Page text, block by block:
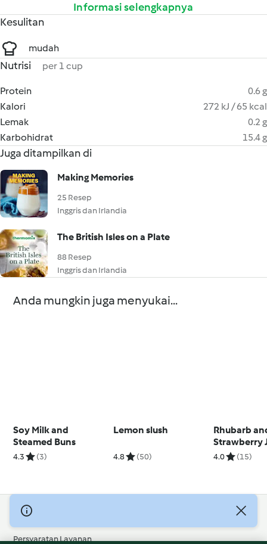
Informasi selengkapnya
Kesulitan
mudah
Nutrisi per 1 cup
Protein
0.6 g
Kalori
272 kJ / 65 kcal
Lemak
0.2 g
Karbohidrat
15.4 g
Juga ditampilkan di
Making Memories
25 Resep
Inggris dan Irlandia
The British Isles on a Plate
88 Resep
Inggris dan Irlandia
Anda mungkin juga menyukai...
Soy Milk and
Steamed Buns
4.3 (3)
Lemon slush
4.8 (50)
Rhubarb
Strawberry
4.0 (15)
© Hak Cipta 2026
Persyaratan Layanan